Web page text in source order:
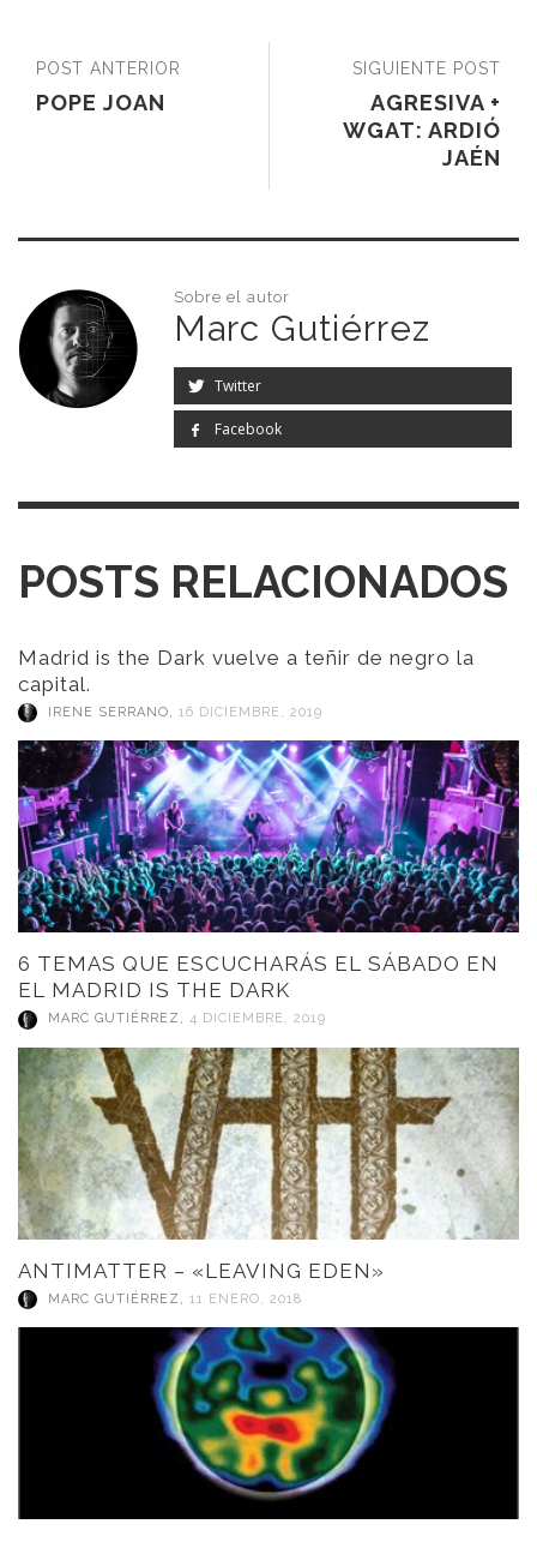
SIGUIENTE POST
AGRESIVA +
WGAT: ARDIÓ
JAÉN
POST ANTERIOR
POPE JOAN
Sobre el autor
Marc Gutiérrez
Twitter
Facebook
POSTS RELACIONADOS
Madrid is the Dark vuelve a teñir de negro la
capital.
IRENE SERRANO, 16 DICIEMBRE, 2019
6 TEMAS QUE ESCUCHARÁS EL SÁBADO EN
EL MADRID IS THE DARK
MARC GUTIÉRREZ , 4 DICIEMBRE, 2019
ANTIMATTER – «LEAVING EDEN»
MARC GUTIÉRREZ , 11 ENERO, 2018